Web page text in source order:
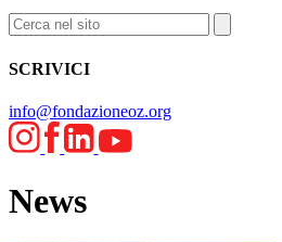
SCRIVICI
info@fondazioneoz.org
News